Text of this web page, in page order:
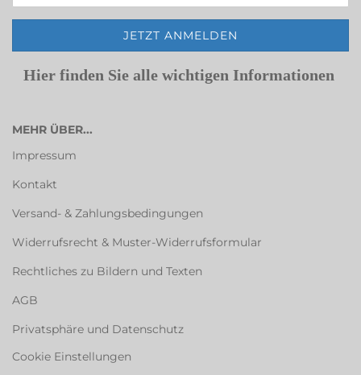
Hier finden Sie alle wichtigen Informationen
MEHR ÜBER...
Impressum
Kontakt
Versand- & Zahlungsbedingungen
Widerrufsrecht & Muster-Widerrufsformular
Rechtliches zu Bildern und Texten
AGB
Privatsphäre und Datenschutz
Cookie Einstellungen